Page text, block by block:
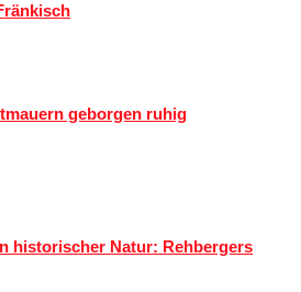
geborgen ruhig
historischer Natur: Rehbergers